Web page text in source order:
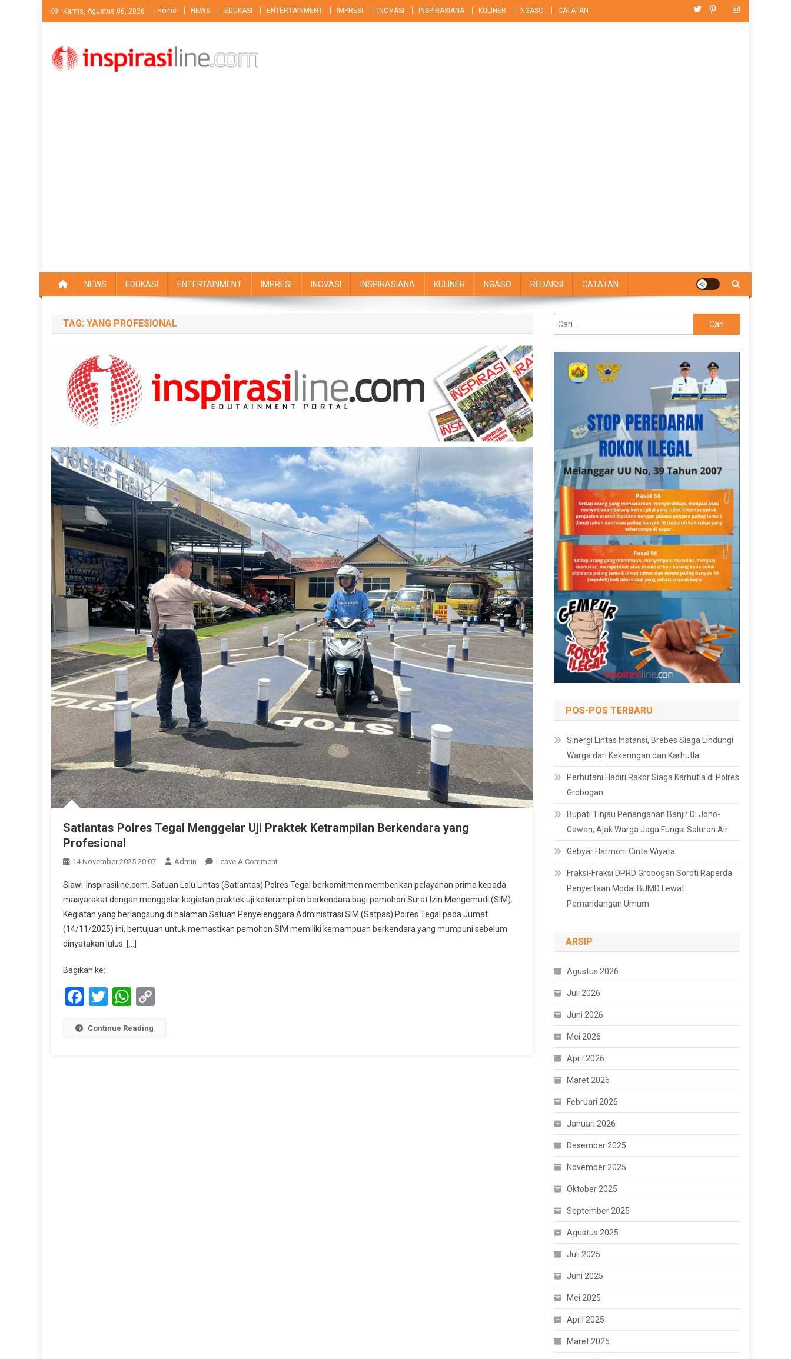
Skip
to
Kamis, Agustus 06, 2026 Home NEWS EDUKASI ENTERTAINMENT IMPRESI INOVASI INSPIRASIANA KULINER NGASO CATATAN
NEWS EDUKASI ENTERTAINMENT IMPRESI INOVASI INSPIRASIANA KULINER NGASO REDAKSI CATATAN
TAG: YANG PROFESIONAL
Satlantas Polres Tegal Menggelar Uji Praktek Ketrampilan Berkendara yang
Profesional
14 November 2025 20:07 Admin Leave A CommentOn
Polres
Tegal
Menggelar
Uji
Slawi-Inspirasiline.com. Satuan Lalu Lintas (Satlantas) Polres Tegal berkomitmen memberikan pelayanan prima kepada
masyarakat dengan menggelar kegiatan praktek uji keterampilan berkendara bagi pemohon Surat Izin Mengemudi (SIM).
Kegiatan yang berlangsung di halaman Satuan Penyelenggara Administrasi SIM (Satpas) Polres Tegal pada Jumat
(14/11/2025) ini, bertujuan untuk memastikan pemohon SIM memiliki kemampuan berkendara yang mumpuni sebelum
dinyatakan lulus. […]
Bagikan ke:
Facebook
TwitterWhatsApp
Continue Reading
untuk:
POS-POS TERBARU
Sinergi Lintas Instansi, Brebes Siaga Lindungi
Warga dari Kekeringan dan Karhutla
Perhutani Hadiri Rakor Siaga Karhutla di Polres
Grobogan
Bupati Tinjau Penanganan Banjir Di Jono-
Gawan, Ajak Warga Jaga Fungsi Saluran Air
Gebyar Harmoni Cinta Wiyata
Fraksi-Fraksi DPRD Grobogan Soroti Raperda
Penyertaan Modal BUMD Lewat
Pemandangan Umum
ARSIP
Agustus 2026
Juli 2026
Juni 2026
Mei 2026
April 2026
Maret 2026
Februari 2026
Januari 2026
Desember 2025
November 2025
Oktober 2025
September 2025
Agustus 2025
Juli 2025
Juni 2025
Mei 2025
April 2025
Maret 2025